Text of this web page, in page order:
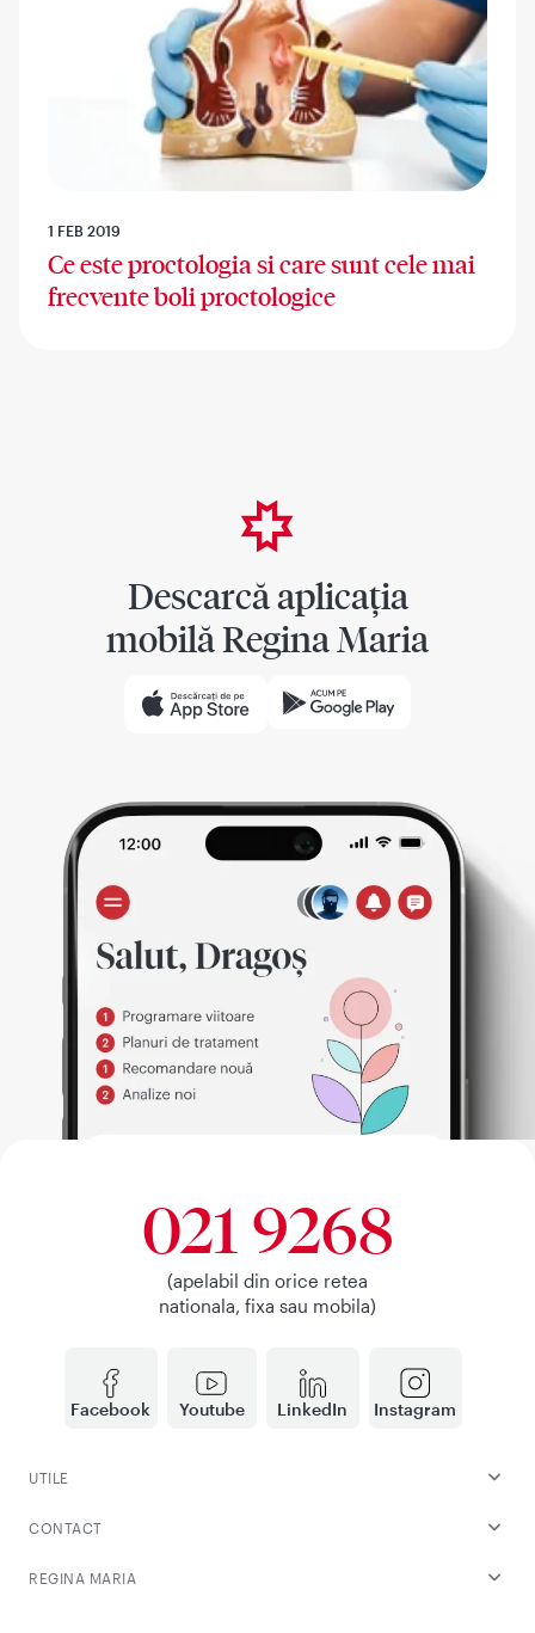
1 FEB 2019
Ce este proctologia si care sunt cele mai
frecvente boli proctologice
Descarcă aplicația
mobilă Regina Maria
Facebook Youtube LinkedIn Instagram
021 9268
(apelabil din orice retea
nationala, fixa sau mobila)
UTILE
CONTACT
REGINA MARIA